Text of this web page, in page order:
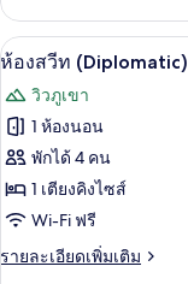
เกี่ยว
กับ
ห้อง
ท
(Ambassador)
เปิด
ภาพถ่าย
ทั้งหมด
ของ
ห้อง
สวีท
(Diplomatic)
4
ห้องสวีท (Diplomatic)
วิวภูเขา
1 ห้องนอน
พักได้ 4 คน
1 เตียงคิงไซส์
Wi-Fi ฟรี
รายละเอียดเพิ่มเติม
ราย